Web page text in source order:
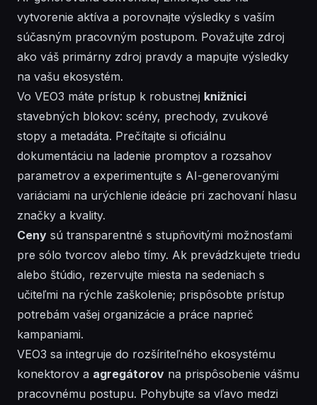
vytvorenie aktíva a porovnajte výsledky s vaším
súčasným pracovným postupom. Považujte zdroj
ako váš primárny zdroj pravdy a mapujte výsledky
na vašu ekosystém.
Vo VEO3 máte prístup k robustnej knižnici
stavebných blokov: scény, prechody, zvukové
stopy a metadáta. Prečítajte si oficiálnu
dokumentáciu na ladenie promptov a rozsahov
parametrov a experimentujte s AI-generovanými
variáciami na urýchlenie ideácie pri zachovaní hlasu
značky a kvality.
Ceny sú transparentné s stupňovitými možnosťami
pre sólo tvorcov alebo tímy. Ak prevádzkujete triedu
alebo štúdio, rezervujte miesta na sedeniach s
učiteľmi na rýchle zaškolenie; prispôsobte prístup
potrebám vašej organizácie a práce naprieč
kampaniami.
VEO3 sa integruje do rozšíriteľného ekosystému
konektorov a agregátorov na prispôsobenie vášmu
pracovnému postupu. Pohybujte sa vľavo medzi